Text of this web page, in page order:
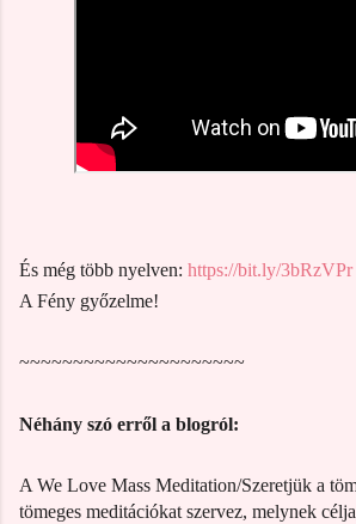
És még több nyelven: https://bit.ly/3bRzVPr
A Fény győzelme!
~~~~~~~~~~~~~~~~~~~~~
Néhány szó erről a blogról:
A We Love Mass Meditation/Szeretjük a
tömeges meditációkat szervez, melynek